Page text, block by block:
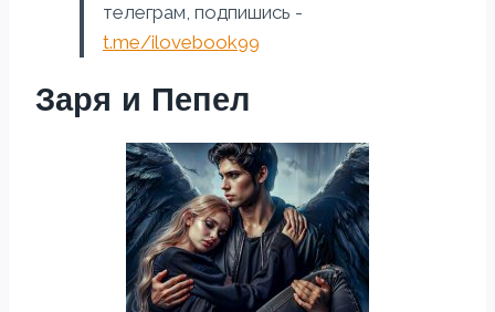
телеграм, подпишись -
t.me/ilovebook99
Заря и Пепел